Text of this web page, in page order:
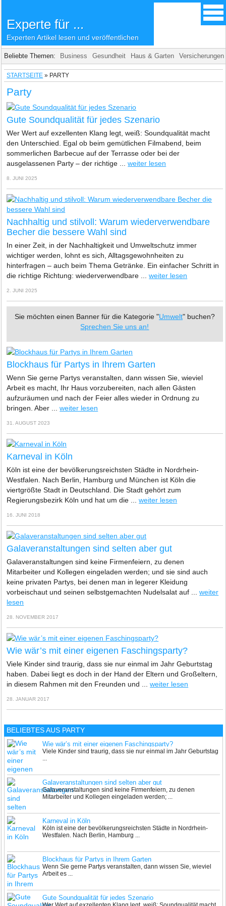
Experte für ...
Experten Artikel lesen und veröffentlichen
Beliebte Themen: Business Gesundheit Haus & Garten Versicherungen
STARTSEITE » PARTY
Party
Gute Soundqualität für jedes Szenario
Wer Wert auf exzellenten Klang legt, weiß: Soundqualität macht
den Unterschied. Egal ob beim gemütlichen Filmabend, beim
sommerlichen Barbecue auf der Terrasse oder bei der
ausgelassenen Party – der richtige ...weiter lesen
8. JUNI 2025
Nachhaltig und stilvoll: Warum wiederverwendbare
Becher die bessere Wahl sind
In einer Zeit, in der Nachhaltigkeit und Umweltschutz immer
wichtiger werden, lohnt es sich, Alltagsgewohnheiten zu
hinterfragen – auch beim Thema Getränke. Ein einfacher Schritt in
die richtige Richtung: wiederverwendbare ...weiter lesen
2. JUNI 2025
Sie möchten einen Banner für die Kategorie "Umwelt" buchen?
Sprechen Sie uns an!
Blockhaus für Partys in Ihrem Garten
Wenn Sie gerne Partys veranstalten, dann wissen Sie, wieviel
Arbeit es macht, Ihr Haus vorzubereiten, nach allen Gästen
aufzuräumen und nach der Feier alles wieder in Ordnung zu
bringen. Aber ...weiter lesen
31. AUGUST 2023
Karneval in Köln
Köln ist eine der bevölkerungsreichsten Städte in Nordrhein-
Westfalen. Nach Berlin, Hamburg und München ist Köln die
viertgrößte Stadt in Deutschland. Die Stadt gehört zum
Regierungsbezirk Köln und hat um die ...weiter lesen
16. JUNI 2018
Galaveranstaltungen sind selten aber gut
Galaveranstaltungen sind keine Firmenfeiern, zu denen
Mitarbeiter und Kollegen eingeladen werden; und sie sind auch
keine privaten Partys, bei denen man in legerer Kleidung
vorbeischaut und seinen selbstgemachten Nudelsalat auf ...weiter
lesen
28. NOVEMBER 2017
Wie wär’s mit einer eigenen Faschingsparty?
Viele Kinder sind traurig, dass sie nur einmal im Jahr Geburtstag
haben. Dabei liegt es doch in der Hand der Eltern und Großeltern,
in diesem Rahmen mit den Freunden und ...weiter lesen
28. JANUAR 2017
BELIEBTES AUS PARTY
Wie wär’s mit einer eigenen Faschingsparty?
Viele Kinder sind traurig, dass sie nur einmal im Jahr Geburtstag
...
Galaveranstaltungen sind selten aber gut
Galaveranstaltungen sind keine Firmenfeiern, zu denen
Mitarbeiter und Kollegen eingeladen werden; ...
Karneval in Köln
Köln ist eine der bevölkerungsreichsten Städte in Nordrhein-
Westfalen. Nach Berlin, Hamburg ...
Blockhaus für Partys in Ihrem Garten
Wenn Sie gerne Partys veranstalten, dann wissen Sie, wieviel
Arbeit es ...
Gute Soundqualität für jedes Szenario